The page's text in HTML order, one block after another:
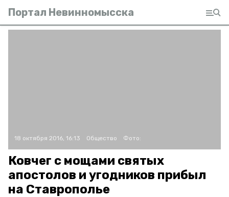
Портал Невинномысска
18 октября 2016, 16:13 Общество Фото:
Ковчег с мощами святых
апостолов и угодников прибыл
на Ставрополье